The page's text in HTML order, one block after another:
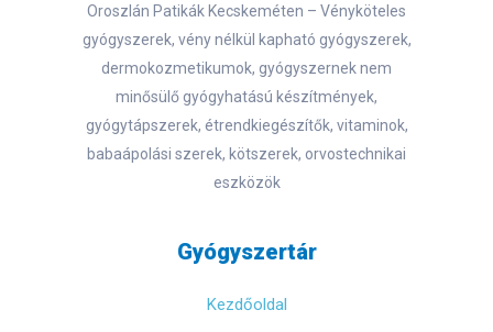
Oroszlán Patikák Kecskeméten – Vényköteles
gyógyszerek, vény nélkül kapható gyógyszerek,
dermokozmetikumok, gyógyszernek nem
minősülő gyógyhatású készítmények,
gyógytápszerek, étrendkiegészítők, vitaminok,
babaápolási szerek, kötszerek, orvostechnikai
eszközök
Gyógyszertár
Kezdőoldal